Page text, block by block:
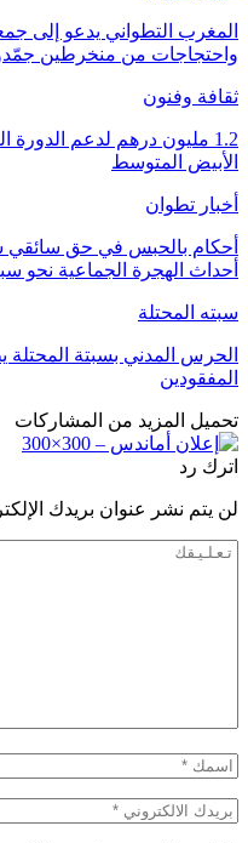
المغرب التطواني يدعو إلى
واحتجاجات من منخرطين
ثقافة وفنون
الأبيض المتوسط
أخبار تطوان
أحكام بالحبس في حق سائقي
أحداث الهجرة الجماعية نحو
سبته المحتلة
الحرس المدني بسبتة المحتلة
المفقودين
تحميل المزيد من المشاركات
اترك رد
لن يتم نشر عنوان بريدك